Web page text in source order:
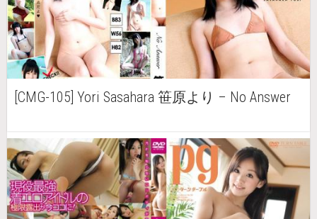
[CMG-105] Yori Sasahara 笹原より – No Answer